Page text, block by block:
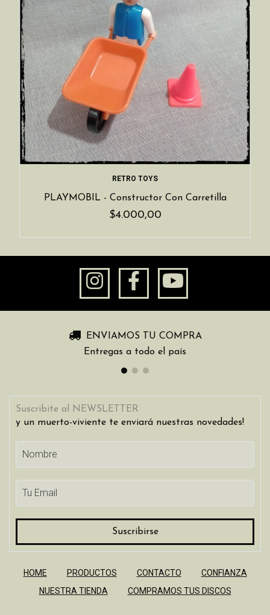
RETRO TOYS
PLAYMOBIL - Constructor Con Carretilla
$4.000,00
ENVIAMOS TU COMPRA
Entregas a todo el país
Suscribite al NEWSLETTER
y un muerto-viviente te enviará nuestras novedades!
HOME PRODUCTOS CONTACTO
CONFIANZA
NUESTRA TIENDA
COMPRAMOS TUS DISCOS